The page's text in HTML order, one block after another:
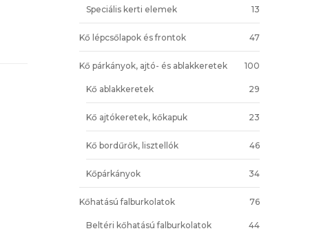
Speciális kerti elemek 13
Kő lépcsőlapok és frontok 47
Kő párkányok, ajtó- és ablakkeretek 100
Kő ablakkeretek 29
Kő ajtókeretek, kőkapuk 23
Kő bordűrők, lisztellók 46
Kőpárkányok 34
Kőhatású falburkolatok 76
Beltéri kőhatású falburkolatok 44